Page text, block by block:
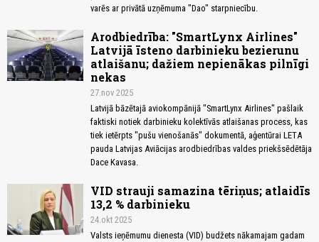
varēs ar privātā uzņēmuma "Dao" starpniecību.
Arodbiedrība: "SmartLynx Airlines"
Latvijā īsteno darbinieku bezierunu
atlaišanu; dažiem nepienākas pilnīgi
nekas
27.nov 2025
Latvijā bāzētajā aviokompānijā "SmartLynx Airlines" pašlaik
faktiski notiek darbinieku kolektīvās atlaišanas process, kas
tiek ietērpts "pušu vienošanās" dokumentā, aģentūrai LETA
pauda Latvijas Aviācijas arodbiedrības valdes priekšsēdētāja
Dace Kavasa.
VID strauji samazina tēriņus; atlaidīs
13,2 % darbinieku
24.okt 2025
Valsts ieņēmumu dienesta (VID) budžets nākamajam gadam